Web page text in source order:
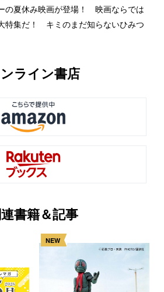
の夏休み映画が登場！ 映画ならでは
特集だ！ キミのまだ知らないひみつ
ライン書店
書籍＆記事
NEW